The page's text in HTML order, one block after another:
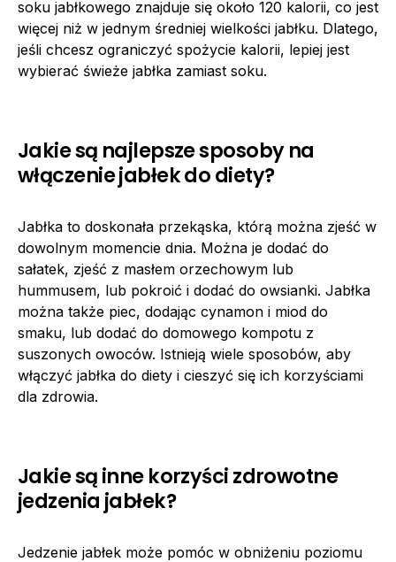
soku jabłkowego znajduje się około 120 kalorii, co jest
więcej niż w jednym średniej wielkości jabłku. Dlatego,
jeśli chcesz ograniczyć spożycie kalorii, lepiej jest
wybierać świeże jabłka zamiast soku.
Jakie są najlepsze sposoby na
włączenie jabłek do diety?
Jabłka to doskonała przekąska, którą można zjeść w
dowolnym momencie dnia. Można je dodać do
sałatek, zjeść z masłem orzechowym lub
hummusem, lub pokroić i dodać do owsianki. Jabłka
można także piec, dodając cynamon i miod do
smaku, lub dodać do domowego kompotu z
suszonych owoców. Istnieją wiele sposobów, aby
włączyć jabłka do diety i cieszyć się ich korzyściami
dla zdrowia.
Jakie są inne korzyści zdrowotne
jedzenia jabłek?
Jedzenie jabłek może pomóc w obniżeniu poziomu